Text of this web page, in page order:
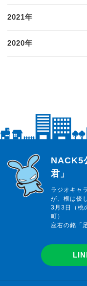
2021年
2020年
らじっと君
NACK5
君」
ラジオキャ
が、根は優
3月3日（桃
町）
座右の銘「